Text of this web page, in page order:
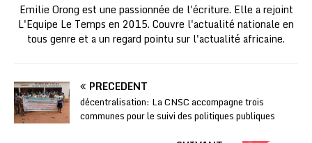
Emilie Orong est une passionnée de l'écriture. Elle a rejoint
L'Equipe Le Temps en 2015. Couvre l'actualité nationale en
tous genre et a un regard pointu sur l'actualité africaine.
PRÉCÉDENT
décentralisation: La CNSC accompagne trois
communes pour le suivi des politiques publiques